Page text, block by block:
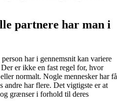
partnere har man i
har i gennemsnit kan variere
er ikke en fast regel for, hvor
normalt. Nogle mennesker har få
andre har flere. Det vigtigste er at
grænser i forhold til deres